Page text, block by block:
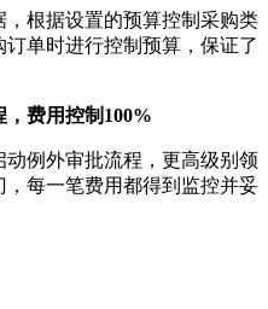
根据设置的预算控制采购类
单时进行控制预算，保证了
费用控制100%
例外审批流程，更高级别领
每一笔费用都得到监控并妥